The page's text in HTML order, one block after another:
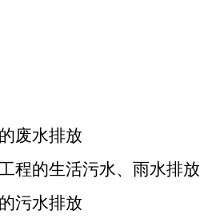
废水排放
程的生活污水、雨水排放
污水排放